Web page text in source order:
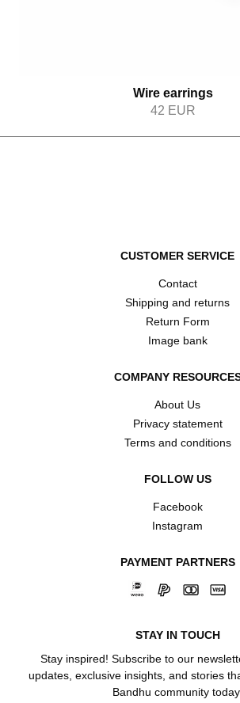
Wire earrings
42 EUR
CUSTOMER SERVICE
Contact
Shipping and returns
Return Form
Image bank
COMPANY
About Us
Privacy statement
Terms and conditions
FOLLOW US
Facebook
Instagram
PAYMENT PARTNERS
STAY IN TOUCH
Stay inspired! Subscribe to our
updates, exclusive insights, and stories
Bandhu community